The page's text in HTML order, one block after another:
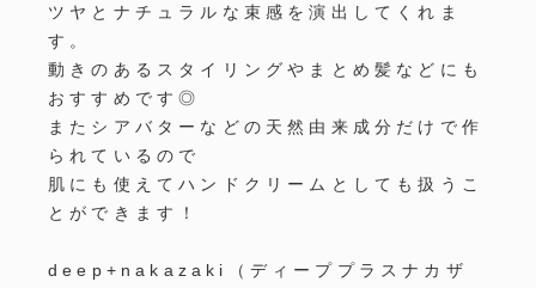
ツヤとナチュラルな束感を演出してくれま
す。
動きのあるスタイリングやまとめ髪などにも
おすすめです◎
またシアバターなどの天然由来成分だけで作
られているので
肌にも使えてハンドクリームとしても扱うこ
とができます！
deep+nakazaki
（ディーププラスナカザ